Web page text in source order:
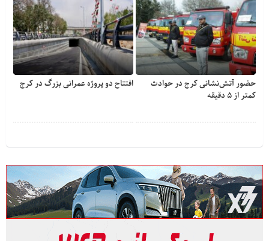
حضور آتش‌نشانی کرج در حوادث
کمتر از ۵ دقیقه
افتتاح دو پروژه عمرانی بزرگ در کرج